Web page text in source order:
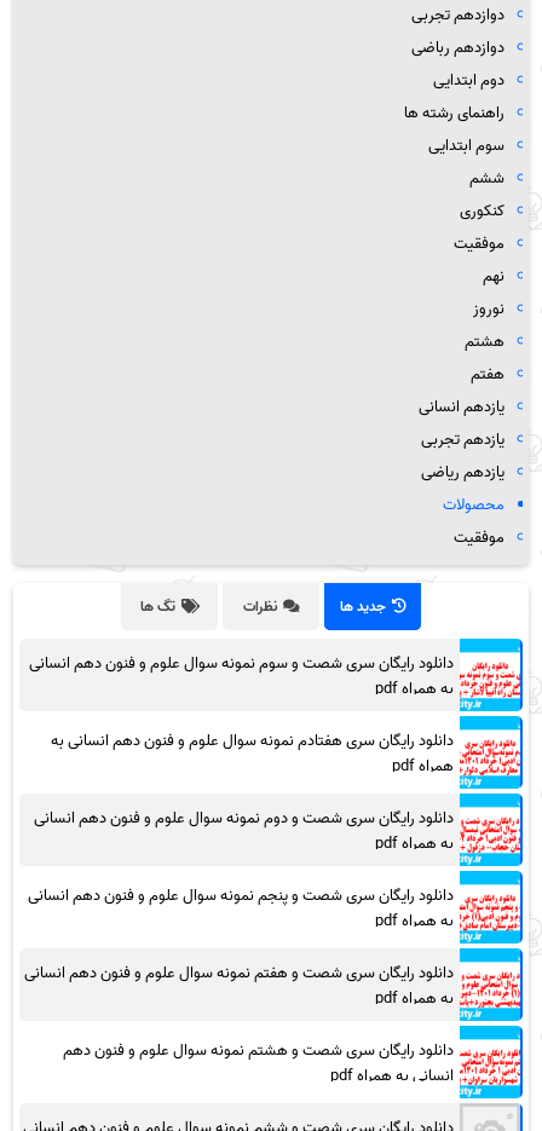
دوازدهم تجربی
دوازدهم رباضی
دوم ابتدایی
راهنمای رشته ها
سوم ابتدایی
ششم
کنکوری
موفقیت
نهم
نوروز
هشتم
هفتم
یازدهم انسانی
یازدهم تجربی
یازدهم ریاضی
محصولات
موفقیت
جدید ها نظرات تگ ها
دانلود رایگان سری شصت و سوم نمونه سوال علوم و فنون دهم انسانی
به همراه pdf
دانلود رایگان سری هفتادم نمونه سوال علوم و فنون دهم انسانی به
همراه pdf
دانلود رایگان سری شصت و دوم نمونه سوال علوم و فنون دهم انسانی
به همراه pdf
دانلود رایگان سری شصت و پنجم نمونه سوال علوم و فنون دهم انسانی
به همراه pdf
دانلود رایگان سری شصت و هفتم نمونه سوال علوم و فنون دهم انسانی
به همراه pdf
دانلود رایگان سری شصت و هشتم نمونه سوال علوم و فنون دهم
انسانی به همراه pdf